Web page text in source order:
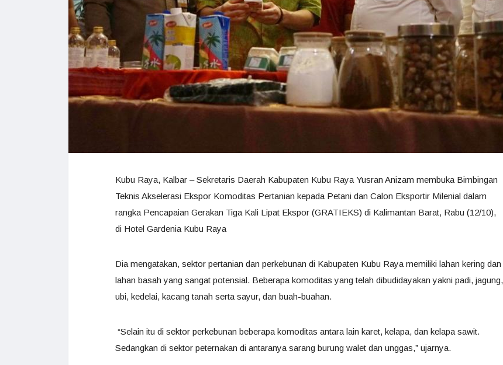
Kubu Raya, Kalbar – Sekretaris Daerah Kabupaten Kubu Raya Yusran Anizam membuka Bimbingan
Teknis Akselerasi Ekspor Komoditas Pertanian kepada Petani dan Calon Eksportir Milenial dalam
rangka Pencapaian Gerakan Tiga Kali Lipat Ekspor (GRATIEKS) di Kalimantan Barat, Rabu (12/10),
di Hotel Gardenia Kubu Raya
Dia mengatakan, sektor pertanian dan perkebunan di Kabupaten Kubu Raya memiliki lahan kering dan
lahan basah yang sangat potensial. Beberapa komoditas yang telah dibudidayakan yakni padi, jagung,
ubi, kedelai, kacang tanah serta sayur, dan buah-buahan.
“Selain itu di sektor perkebunan beberapa komoditas antara lain karet, kelapa, dan kelapa sawit.
Sedangkan di sektor peternakan di antaranya sarang burung walet dan unggas,” ujarnya.